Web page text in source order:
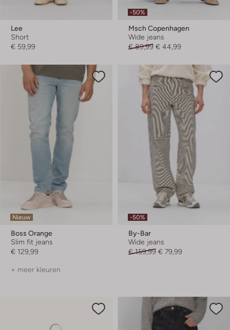
Lee
Short
€ 59,99
-50%
Msch Copenhagen
Wide jeans
€ 89,99 € 44,99
Nieuw
Boss Orange
Slim fit jeans
€ 129,99
+ meer kleuren
-50%
By-Bar
Wide jeans
€ 159,99 € 79,99